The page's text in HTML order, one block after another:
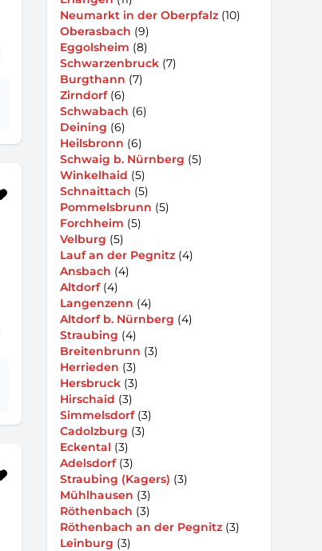
Neumarkt in der Oberpfalz (10)
Oberasbach (9)
Eggolsheim (8)
Schwarzenbruck (7)
Burgthann (7)
Zirndorf(6)
Schwabach (6)
Deining (6)
Heilsbronn (6)
Schwaig b. Nürnberg (5)
Winkelhaid (5)
Schnaittach (5)
Pommelsbrunn (5)
Forchheim (5)
Velburg (5)
Lauf an der Pegnitz (4)
Ansbach (4)
Altdorf(4)
Langenzenn (4)
Altdorf b. Nürnberg (4)
Straubing (4)
Breitenbrunn (3)
Herrieden (3)
Hersbruck (3)
Hirschaid (3)
Simmelsdorf(3)
Cadolzburg (3)
Eckental (3)
Adelsdorf(3)
Straubing (Kagers) (3)
Mühlhausen (3)
Röthenbach (3)
Röthenbach an der Pegnitz (3)
Leinburg (3)